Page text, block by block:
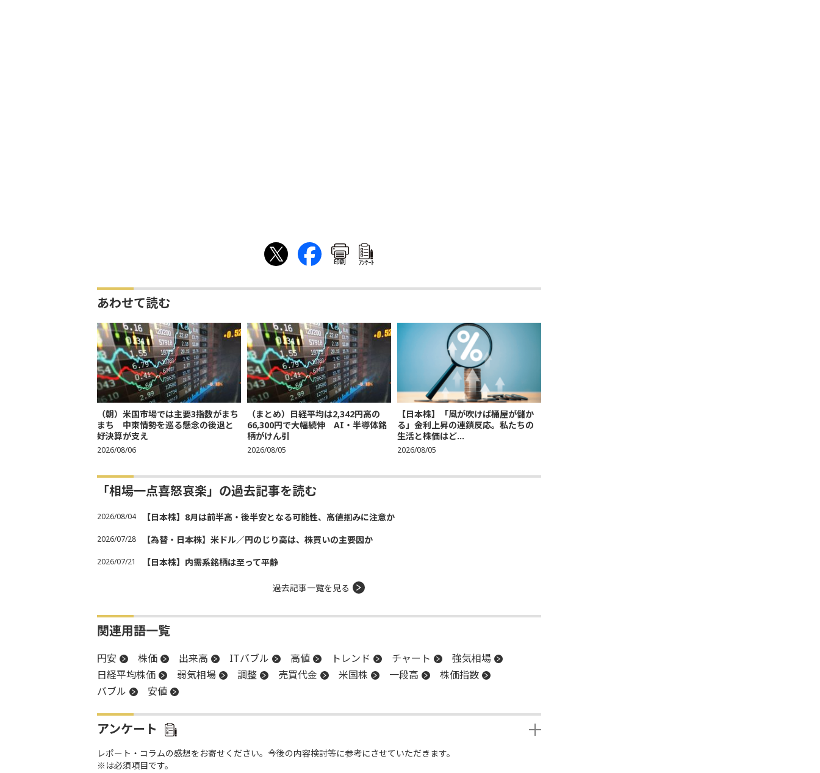
印刷 ｱﾝｹｰﾄ
あわせて読む
（朝）米国市場では主要3指数がまち
まち 中東情勢を巡る懸念の後退と
好決算が支え
2026/08/06
（まとめ）日経平均は2,342円高の
66,300円で大幅続伸 AI・半導体銘
柄がけん引
2026/08/05
【日本株】「風が吹けば桶屋が儲か
る」金利上昇の連鎖反応。私たちの
生活と株価はど...
2026/08/05
「相場一点喜怒哀楽」の過去記事を読む
2026/08/04 【日本株】8月は前半高・後半安となる可能性、高値掴みに注意か
2026/07/28 【為替・日本株】米ドル／円のじり高は、株買いの主要因か
2026/07/21 【日本株】内需系銘柄は至って平静
過去記事一覧を見る
関連用語一覧
円安 株価 出来高 ITバブル 高値 トレンド チャート
強気相場
日経平均株価
弱気相場 調整 売買代金 米国株 一段高
株価指数
バブル
安値
アンケート
レポート・コラムの感想をお寄せください。今後の内容検討等に参考にさせていただきます。
※は必須項目です。